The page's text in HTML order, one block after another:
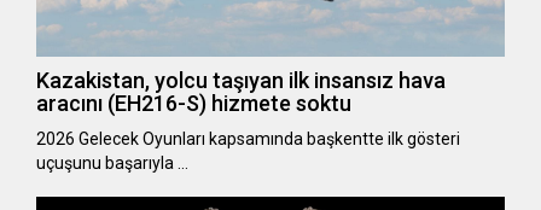
Kazakistan, yolcu taşıyan ilk insansız hava
aracını (EH216-S) hizmete soktu
2026 Gelecek Oyunları kapsamında başkentte ilk gösteri
uçuşunu başarıyla …